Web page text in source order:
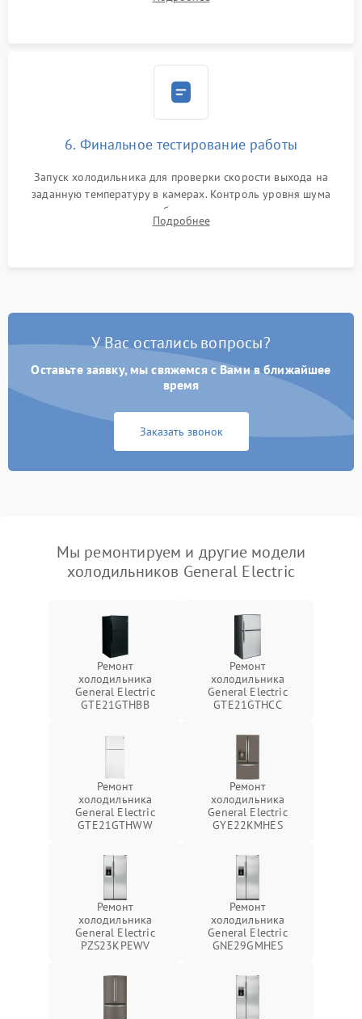
электронным весам. Контроль рабочего давления в системе.
6. Финальное тестирование работы
Запуск холодильника для проверки скорости выхода на
заданную температуру в камерах. Контроль уровня шума
компрессора, отсутствия обмерзания стенок и корректного
срабатывания системы автоматической оттайки.
Подробнее
У Вас остались вопросы?
Оставьте заявку, мы свяжемся с Вами в ближайшее
время
Заказать звонок
Мы ремонтируем и другие модели
холодильников General Electric
Ремонт
холодильника
General Electric
GTE21GTHBB
Ремонт
холодильника
General Electric
GTE21GTHCC
Ремонт
холодильника
General Electric
GTE21GTHWW
Ремонт
холодильника
General Electric
GYE22KMHES
Ремонт
холодильника
General Electric
PZS23KPEWV
Ремонт
холодильника
General Electric
GNE29GMHES